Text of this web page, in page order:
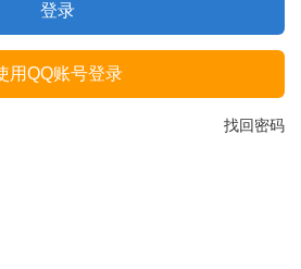
登录
用QQ账号登录
找回密码